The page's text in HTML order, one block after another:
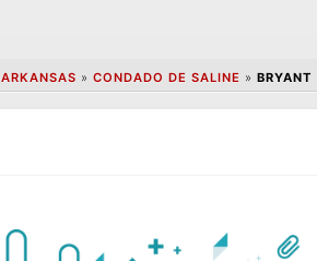
ARKANSAS » CONDADO DE SALINE » BRYANT